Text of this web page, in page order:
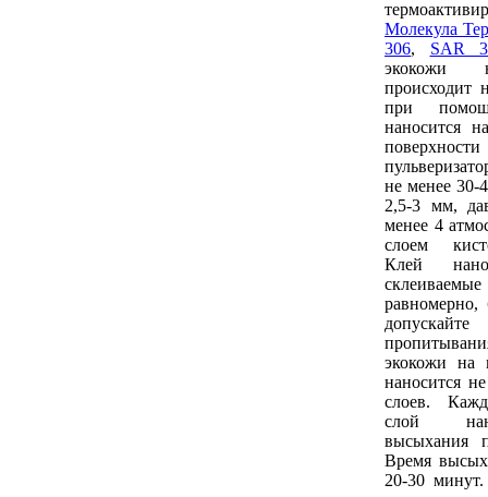
Молекула
306, SAR
экокожи
происходит
при
наносится
не менее 30-
2,5-3 мм,
менее 4
слоем
Клей
равномерно,
экокожи на
наносится
слоев.
слой
высыхания
Время
20-30